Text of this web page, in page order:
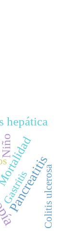
Pancreatitis
hepática
Niño
Gastritis Colitis ulcerosa